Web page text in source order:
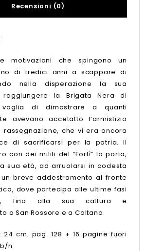
Recensioni (0)
motivazioni che spingono un
di tredici anni a scappare di
nella disperazione la sua
la Brigata Nera di
voglia di dimostrare a quanti
avevano accetatto l’armistizio
rassegnazione, che vi era ancora
di sacrificarsi per la patria. Il
con dei militi del “Forlì” lo porta,
sua età, ad arruolarsi in codesta
breve addestramento al fronte
dove partecipa alle ultime fasi
fino alla sua cattura e
a San Rossore e a Coltano.
24 cm. pag. 128 + 16 pagine fuori
n